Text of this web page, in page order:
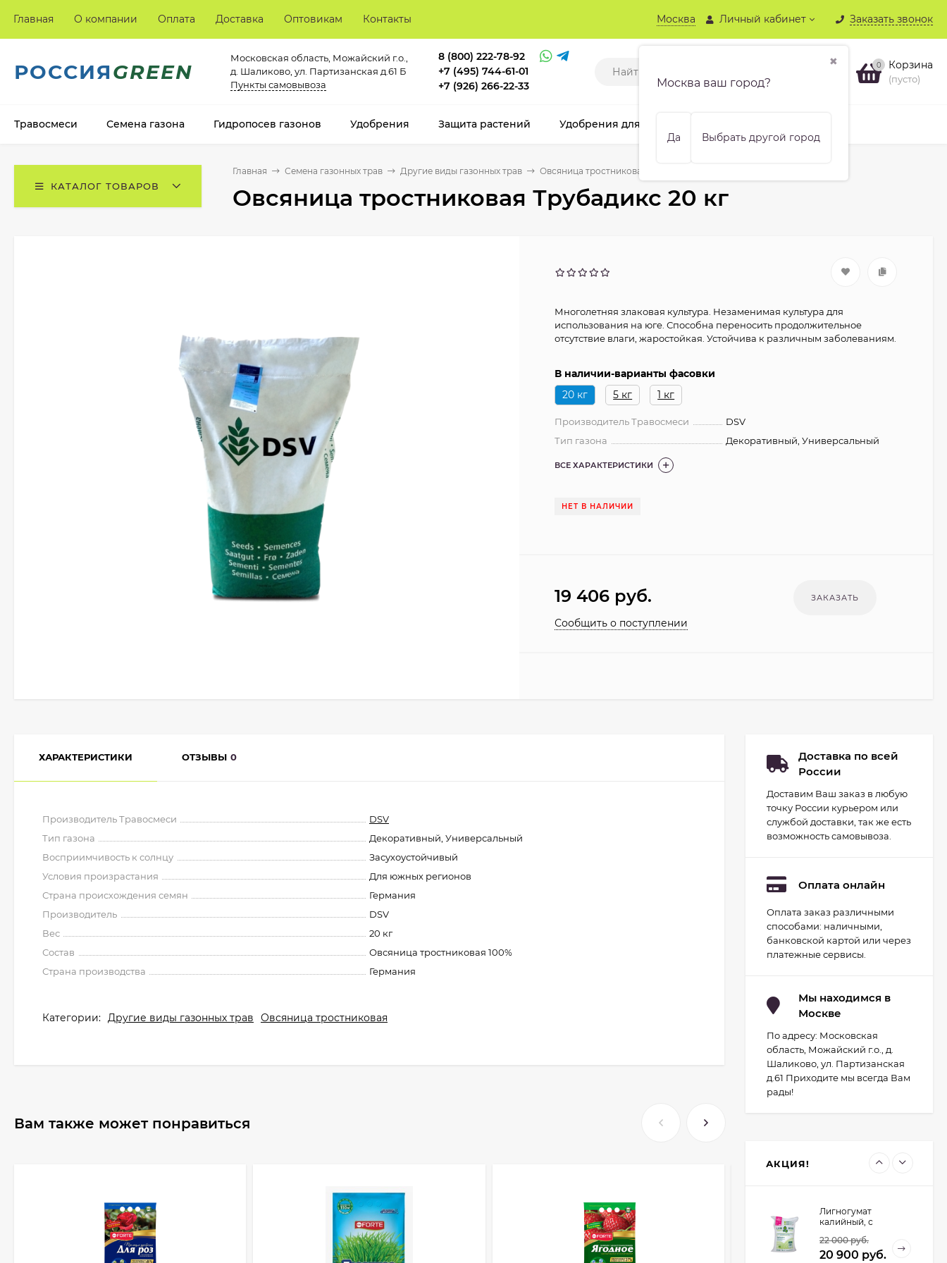
Москва
✖
Москва ваш город?
Да Выбрать другой город
Личный кабинет Заказать звонок
Главная О компании Оплата Доставка Оптовикам Контакты
РОССИЯGREEN
Московская область, Можайский г.о.,
д. Шаликово, ул. Партизанская д.61 Б
Пункты самовывоза
8 (800) 222-78-92
+7 (495) 744-61-01
+7 (926) 266-22-33
0 Корзина
(пусто)
Травосмеси Семена газона Гидропосев газонов Удобрения Защита растений Удобрения для хвойных
КАТАЛОГ ТОВАРОВ
Главная Семена газонных трав Другие виды газонных трав Овсяница тростниковая Трубадикс 20 кг
Овсяница тростниковая Трубадикс 20 кг
Многолетняя злаковая культура. Незаменимая культура для
использования на юге. Способна переносить продолжительное
отсутствие влаги, жаростойкая. Устойчива к различным заболеваниям.
В наличии-варианты фасовки
20 кг
5 кг 1 кг
Производитель Травосмеси
DSV
Тип газона
Декоративный, Универсальный
ВСЕ ХАРАКТЕРИСТИКИ
НЕТ В НАЛИЧИИ
19 406 руб.
Сообщить о поступлении
ХАРАКТЕРИСТИКИ ОТЗЫВЫ 0
Производитель Травосмеси
DSV
Тип газона
Декоративный, Универсальный
Восприимчивость к солнцу
Засухоустойчивый
Условия произрастания
Для южных регионов
Страна происхождения семян
Германия
Производитель
DSV
Вес
20 кг
Состав
Овсяница тростниковая 100%
Страна производства
Германия
Категории: Другие виды газонных трав Овсяница тростниковая
Вам также может понравиться
Доставка по всей
России
Доставим Ваш заказ в любую
точку России курьером или
службой доставки, так же есть
возможность самовывоза.
Оплата онлайн
Оплата заказ различными
способами: наличными,
банковской картой или через
платежные сервисы.
Мы находимся в
Москве
По адресу: Московская
область, Можайский г.о., д.
Шаликово, ул. Партизанская
д.61 Приходите мы всегда Вам
рады!
АКЦИЯ!
Набор для
гидропоники Uniel
минисад Aqua.
Светильник для
растений
2 093 руб.
1 700руб.
Светильник для
светодиодный с
подставкой Uniel
Минисад (Серый)
2 029 руб.
1 700руб.
Лигногумат
калийный, с
Марка АМ, 20 кг.
22 000руб.
20 900 руб.